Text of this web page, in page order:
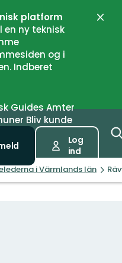
platform
ny teknisk
og i
Indberet
Luk
GuidesAmter
Bliv kunde
Log
ind
i Värmlands län